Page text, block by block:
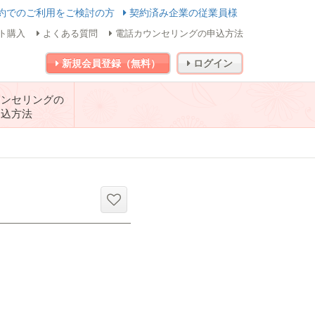
でのご利用をご検討の方 契約済み企業の従業員様
購入 よくある質問 電話カウンセリングの申込方法
新規会員登録（無料） ログイン
セリングの
方法